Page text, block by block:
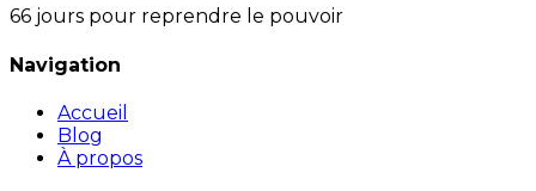
66 jours pour reprendre le pouvoir
Navigation
Accueil
Blog
À propos